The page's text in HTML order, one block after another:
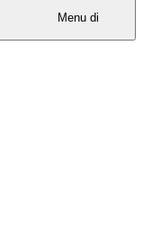
Menu di